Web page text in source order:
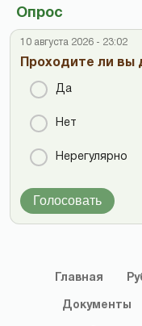
Опрос
10 августа 2026 - 23:02
Проходите ли
Да
Нет
Нерегулярно
Голосовать
Главная
Документы